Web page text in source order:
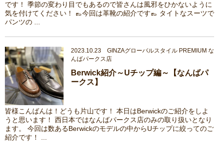
です！ 季節の変わり目でもあるので皆さんは風邪をひかないように
気を付けてください！ 👞今回は革靴の紹介です👞 タイトなスーツで
パンツの ...
2023.10.23 GINZAグローバルスタイル PREMIUM な
んばパークス店
Berwick紹介～Uチップ編～【なんばパ
ークス】
皆様こんばんは！どうも片山です！ 本日はBerwickのご紹介をしよ
うと思います！ 西日本ではなんばパークス店のみの取り扱いとなり
ます。 今回は数あるBerwickのモデルの中からUチップに絞ってのご
紹介です！ ...